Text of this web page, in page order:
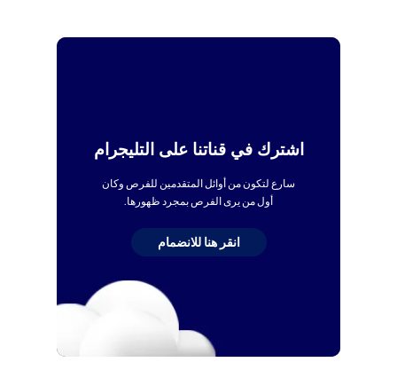
اشترك في قناتنا على التليجرام
سارع لتكون من أوائل المتقدمين للفرص وكان
أول من يرى الفرص بمجرد ظهورها.
انقر هنا للانضمام